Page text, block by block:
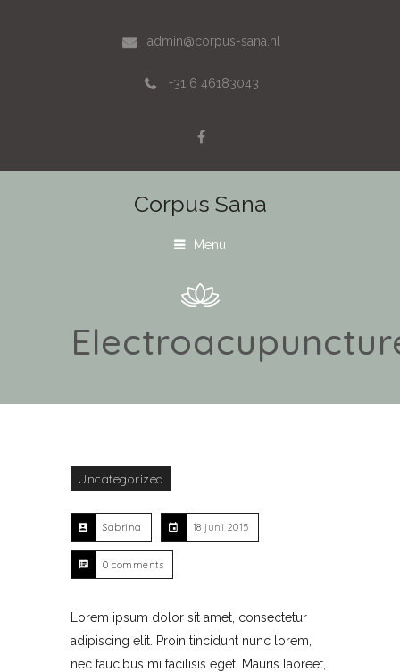
admin@corpus-sana.nl
+31 6 46183043
Corpus Sana
Menu
Uncategorized
Sabrina 18 juni 2015
0 comments
Lorem ipsum dolor sit amet, consectetur
adipiscing elit. Proin tincidunt nunc lorem,
nec faucibus mi facilisis eget. Mauris laoreet,